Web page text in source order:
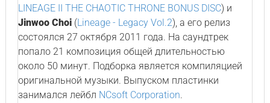
LINEAGE II THE CHAOTIC THRONE BONUS DISC) и
Jinwoo Choi(Lineage - Legacy Vol.2), а его релиз
состоялся 27 октября 2011 года. На саундтрек
попало 21 композиция общей длительностью
около 50 минут. Подборка является компиляцией
оригинальной музыки. Выпуском пластинки
занимался лейбл NCsoft Corporation.